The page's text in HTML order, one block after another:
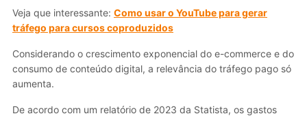
Veja que interessante: Como usar o YouTube para gerar
tráfego para cursos coproduzidos
Considerando o crescimento exponencial do e-commerce e do
consumo de conteúdo digital, a relevância do tráfego pago só
aumenta.
De acordo com um relatório de 2023 da Statista, os gastos